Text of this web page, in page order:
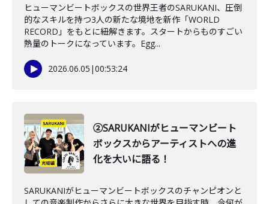
ヒューマンビートボックスの世界王者のSARUKANI、圧倒
的なスキルを持つ3人の新たな境地を新作「WORLD
RECORD」をもとに紐解きます。スタートからものすごい
熱量のトークになっています。Egg...
2026.06.05 |00:53:24
②SARUKANIがヒューマンビート
ボックスからアーティストへの進
化を大いに語る！
SARUKANIがヒューマンビートボックスのチャンピオンと